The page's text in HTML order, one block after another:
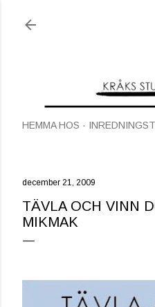
HEMMA HOS
december 21, 2009
TÄVLA OCH VINN
MIKMAK